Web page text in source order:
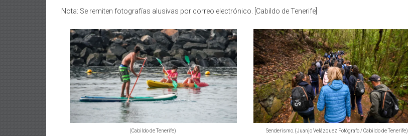
Nota: Se remiten fotografías alusivas por correo electrónico. [Cabildo de Tenerife]
(Cabildo de Tenerife) Senderismo. (Juanjo Velázquez Fotógrafo / Cabildo de Tenerife)